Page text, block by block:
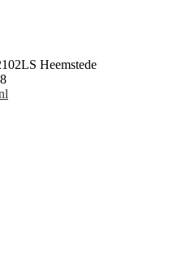
Heemstede